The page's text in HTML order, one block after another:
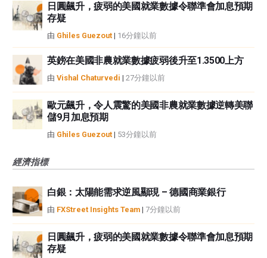
日圓飆升，疲弱的美國就業數據令聯準會加息預期
存疑
由 Ghiles Guezout | 16分鐘以前
英鎊在美國非農就業數據疲弱後升至1.3500上方
由 Vishal Chaturvedi | 27分鐘以前
歐元飆升，令人震驚的美國非農就業數據逆轉美聯
儲9月加息預期
由 Ghiles Guezout | 53分鐘以前
經濟指標
白銀：太陽能需求逆風顯現 – 德國商業銀行
由 FXStreet Insights Team | 7分鐘以前
日圓飆升，疲弱的美國就業數據令聯準會加息預期
存疑